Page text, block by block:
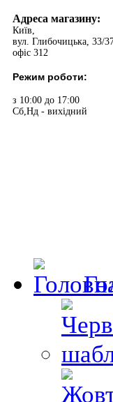
Адреса магазину:
Київ,
вул. Глибочицька, 33/
офіс 312
Режим роботи:
з 10:00 до 17:00
Сб,Нд - вихідний